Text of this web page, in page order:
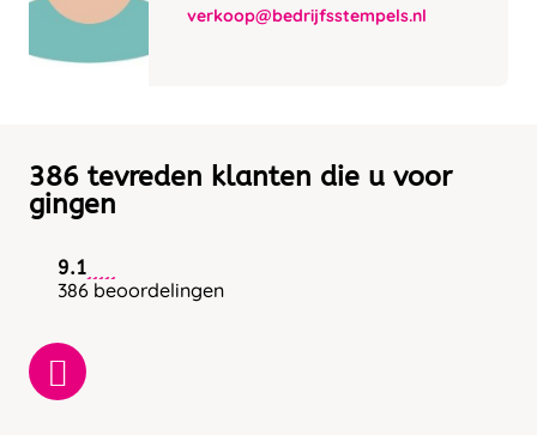
verkoop@bedrijfsstempels.nl
386 tevreden klanten die u voor
gingen
9.1
386 beoordelingen